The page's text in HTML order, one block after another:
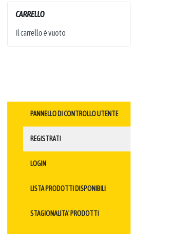
CARRELLO
Il carrello è vuoto
PANNELLO DI CONTROLLO UTENTE
REGISTRATI
LOGIN
LISTA PRODOTTI DISPONIBILI
STAGIONALITA' PRODOTTI